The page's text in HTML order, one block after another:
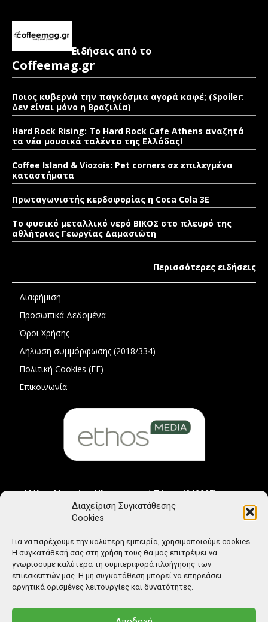
Διαχείριση Συγκατάθεσης
Cookies
Για να παρέχουμε την καλύτερη εμπειρία, χρησιμοποιούμε cookies.
Η συγκατάθεσή σας στη χρήση τους θα μας επιτρέψει να
γνωρίσουμε καλύτερα τη συμπεριφορά πλοήγησης των
επιεσκεπτών μας. Η μη συγκατάθεση μπορεί να επηρεάσει
αρνητικά ορισμένες λειτουργίες και δυνατότητες.
Ειδήσεις από το
Coffeemag.gr
Ποιος κυβερνά την παγκόσμια αγορά καφέ; (Spoiler:
Δεν είναι μόνο η Βραζιλία)
Hard Rock Rising: Το Hard Rock Cafe Athens αναζητά
τα νέα μουσικά ταλέντα της Ελλάδας!
Coffee Island & Viozois: Pet corners σε επιλεγμένα
καταστήματα
Πρωταγωνιστής κερδοφορίας η Coca Cola 3E
Το φυσικό μεταλλικό νερό ΒΙΚΟΣ στο πλευρό της
αθλήτριας Γεωργίας Δαμασιώτη
Περισσότερες ειδήσεις
Διαφήμιση
Προσωπικά Δεδομένα
Όροι Χρήσης
Δήλωση συμμόρφωσης (2018/334)
Πολιτική Cookies (ΕΕ)
Επικοινωνία
Μέλος Μητρώου Ηλεκτρονικού Τύπου (242225)